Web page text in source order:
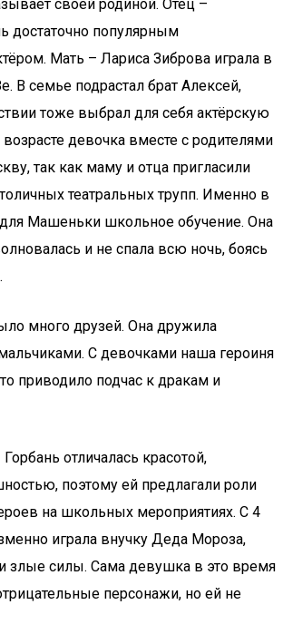
своей родиной. Отец –
достаточно популярным
Мать – Лариса Зиброва играла в
В семье подрастал брат Алексей,
тоже выбрал для себя актёрскую
девочка вместе с родителями
так как маму и отца пригласили
театральных трупп. Именно в
Машеньки школьное обучение. Она
и не спала всю ночь, боясь
много друзей. Она дружила
С девочками наша героиня
приводило подчас к дракам и
отличалась красотой,
поэтому ей предлагали роли
на школьных мероприятиях. С 4
играла внучку Деда Мороза,
злые силы. Сама девушка в это время
персонажи, но ей не